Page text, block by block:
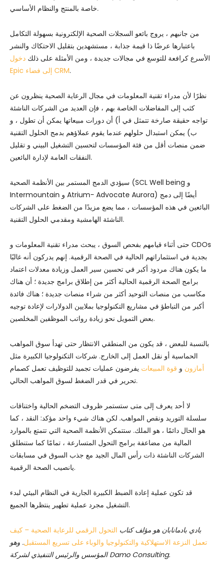
خاصة بالمنتج والنظام الأساسي.
من جانبهم ، يروج بائعو السجلات الصحية الإلكترونية بسهولة التكامل
باعتبارها عرضًا ذا قيمة جذابة ، مستشهدين بتقليل الاحتكاك والنشر
الأسرع كرافعة للتوسع في مجالات جديدة ، ومن الأمثلة على ذلك دخول
Epic إلى فضاء CRM.
نظرًا لأن مدراء تقنية المعلومات في مجال الرعاية الصحية ينظرون عن
كثب إلى المفاضلات الخاصة بهم ، فإن العديد من الشركات الناشئة
تواجه حقيقة صارخة تتمثل في أ) أن دورات مبيعاتها يمكن أن تطول ، و
ب) يمكن استبدال حلولهم عندما يقوم عملاؤهم بدمج الحلول التقنية
ضمن منصات أقل من فئة المؤسسات لتحسين التشغيل البيني و تقليل
النفقات العامة لإدارة البائعين.
سيؤدي الدمج المستمر بين الأنظمة الصحية (SCL Well being و
Intermountain و Atrium- Advocate Aurora) أيضًا إلى دمج
البائعين في هذه المؤسسات ، مما يضع مزيدًا من الضغط على الشركات
الناشئة الهامشية ومقدمي الحلول التقنية.
حتى أثناء قيامهم بفحص السوق ، يبحث مدراء تقنية المعلومات و CDOs
بجدية في استثماراتهم الحالية في الصحة الرقمية. إنهم يدركون أنه غالبًا
ما يكون هناك مردود أكبر في تحسين سير العمل وزيادة معدلات اعتماد
برامج الصحة الرقمية الحالية أكثر من إطلاق برامج جديدة ؛ أن هناك
مكاسب من منصات التوحيد أكثر من شراء منصات جديدة ؛ هناك فائدة
أكبر من التباطؤ في مشاريع التكنولوجيا بملايين الدولارات لإعادة توجيه
بعض التمويل نحو زيادة رواتب الموظفين المخلصين.
بالنسبة للبعض ، قد يكون من المنطقي الانتظار حتى تهدأ سوق المواهب
الحماسية أو نقل العمل إلى الخارج. شركات التكنولوجيا الكبيرة مثل
أمازون و قوة المبيعات يفرضون عمليات تجميد للتوظيف تعمل كصمام
تحرير في قدر الضغط لسوق المواهب الحالي.
لا أحد يعرف إلى متى ستستمر ظروف التضخم الحالية واختناقات
سلسلة التوريد ونقص المواهب. لكن هناك شيء واحد مؤكد: النقد ، كما
هو الحال دائمًا ، هو الملك. ستتمكن الأنظمة الصحية التي تتمتع بالموارد
المالية من مضاعفة برامج التحول المتسارعة ، تمامًا كما ستنطلق
الشركات الناشئة ذات رأس المال الجيد مع جذب السوق في مسابقات
يانصيب الصحة الرقمية.
قد تكون عملية إعادة الضبط الكبيرة الجارية في النظام البيئي لبدء
التشغيل مجرد عملية تطهير ينتظرها الجميع.
بادي بادمانابان هو مؤلف كتاب التحول الرقمي للرعاية الصحية – كيف
تعمل النزعة الاستهلاكية والتكنولوجيا والوباء على تسريع المستقبل. وهو
المؤسس والرئيس التنفيذي لشركة Damo Consulting.